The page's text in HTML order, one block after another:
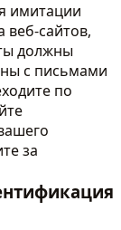
имитации
веб-сайтов,
должны
с письмами
по
за